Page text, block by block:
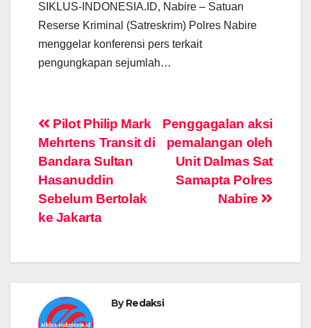
SIKLUS-INDONESIA.ID, Nabire – Satuan
Reserse Kriminal (Satreskrim) Polres Nabire
menggelar konferensi pers terkait
pengungkapan sejumlah…
Post
navigation
Penggagalan aksi
pemalangan oleh
Unit Dalmas Sat
Samapta Polres
Nabire
Pilot Philip Mark
Mehrtens Transit di
Bandara Sultan
Hasanuddin
Sebelum Bertolak
ke Jakarta
ByRedaksi